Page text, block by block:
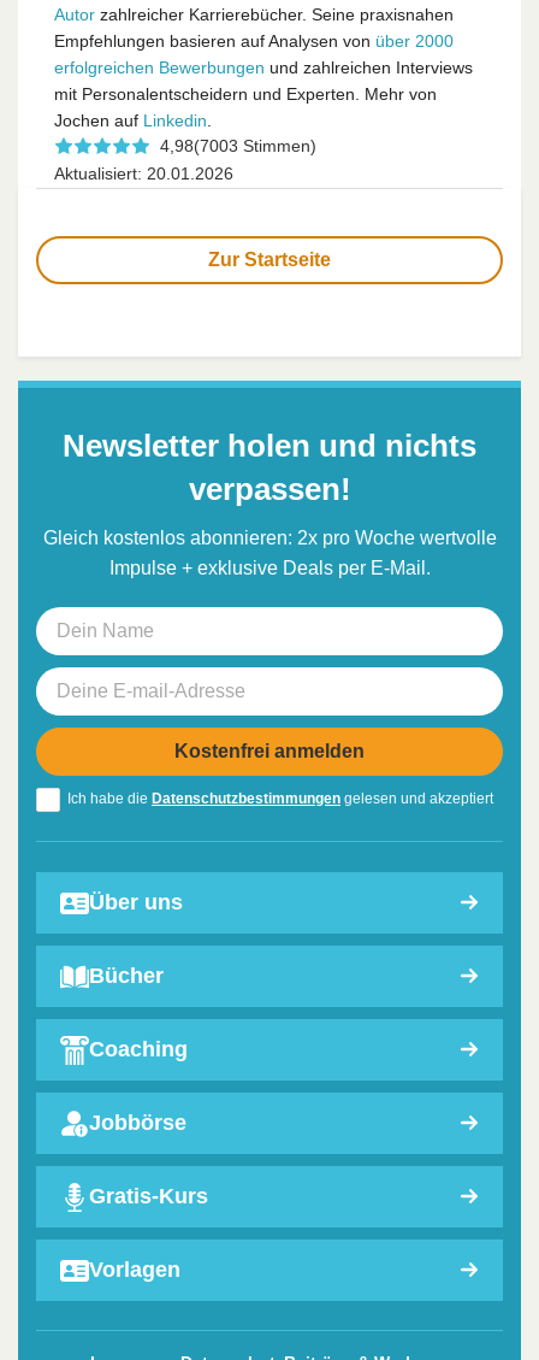
Autor zahlreicher Karrierebücher. Seine praxisnahen
Empfehlungen basieren auf Analysen von über 2000
erfolgreichen Bewerbungen und zahlreichen Interviews
mit Personalentscheidern und Experten. Mehr von
Jochen auf Linkedin.
4,98(7003 Stimmen)
Aktualisiert: 20.01.2026
Zur Startseite
Newsletter holen und nichts
verpassen!
Gleich kostenlos abonnieren: 2x pro Woche wertvolle
Impulse + exklusive Deals per E-Mail.
Ich habe die Datenschutzbestimmungen gelesen und akzeptiert
Über uns
Bücher
Coaching
Jobbörse
Gratis-Kurs
Vorlagen